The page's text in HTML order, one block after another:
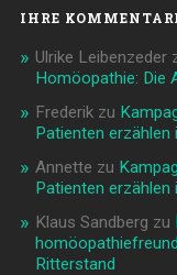
IHRE
Ulrike Leibenzeder
Homöopathie: Die
Frederikzu
Patienten erzählen
Annette zu
Patienten erzählen
Klaus Sandberg zu
Ritterstand